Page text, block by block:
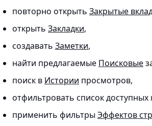
повторно открыть Закрытые
открыть Закладки,
создавать Заметки,
найти предлагаемые Поисковые
поиск в Истории просмотров,
отфильтровать список доступных
применить фильтры Эффектов